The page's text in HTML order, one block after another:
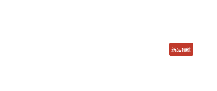
新品推薦